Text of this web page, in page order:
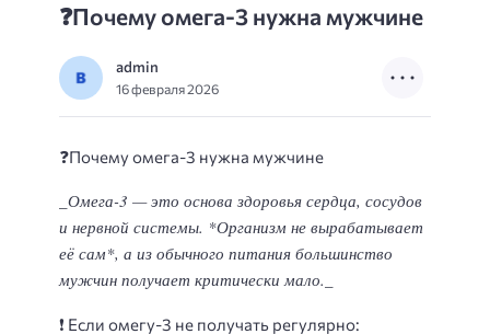
❓Почему омега-3 нужна мужчине
admin
16 февраля 2026
❓Почему омега-3 нужна мужчине
_Омега-3 — это основа здоровья сердца, сосудов
и нервной системы. *Организм не вырабатывает
её сам*, а из обычного питания большинство
мужчин получает критически мало._
❗ Если омегу-3 не получать регулярно: